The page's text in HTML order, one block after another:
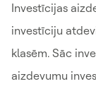
Investīcijas
investīciju
klasēm. Sāc
aizdevumu